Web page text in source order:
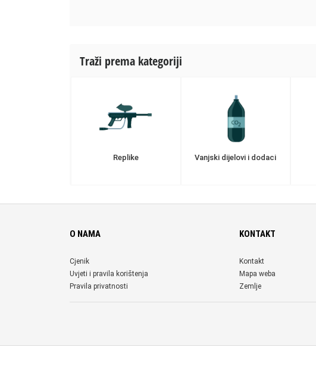
Traži prema kategoriji
Replike Vanjski dijelovi i dodaci
O NAMA
Cjenik
Uvjeti i pravila korištenja
Pravila privatnosti
KONTAKT
Kontakt
Mapa weba
Zemlje